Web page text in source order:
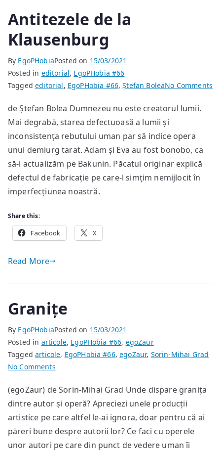
Antitezele de la
Klausenburg
By EgoPHobiaPosted on 15/03/2021
Posted in editorial, EgoPHobia #66
Taggededitorial, EgoPHobia #66,Ștefan BoleaNo Comments
de Ștefan Bolea Dumnezeu nu este creatorul lumii.
Mai degrabă, starea defectuoasă a lumii și
inconsistența rebutului uman par să indice opera
unui demiurg tarat. Adam și Eva au fost bonobo, ca
să-l actualizăm pe Bakunin. Păcatul originar explică
defectul de fabricație pe care-l simțim nemijlocit în
imperfecțiunea noastră.
Share this:
Facebook X
Read More
Granițe
By EgoPHobiaPosted on 15/03/2021
Posted in articole, EgoPHobia #66, egoZaur
Taggedarticole, EgoPHobia #66,egoZaur, Sorin-Mihai Grad
No Commentson
(egoZaur) de Sorin-Mihai Grad Unde dispare granița
dintre autor și operă? Apreciezi unele producții
artistice pe care altfel le-ai ignora, doar pentru că ai
păreri bune despre autorii lor? Ce faci cu operele
unor autori pe care din punct de vedere uman îi